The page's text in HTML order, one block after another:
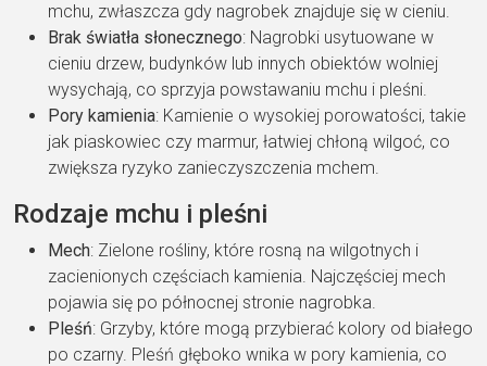
mchu, zwłaszcza gdy nagrobek znajduje się w cieniu.
Brak światła słonecznego: Nagrobki usytuowane w
cieniu drzew, budynków lub innych obiektów wolniej
wysychają, co sprzyja powstawaniu mchu i pleśni.
Pory kamienia: Kamienie o wysokiej porowatości, takie
jak piaskowiec czy marmur, łatwiej chłoną wilgoć, co
zwiększa ryzyko zanieczyszczenia mchem.
Rodzaje mchu i pleśni
Mech: Zielone rośliny, które rosną na wilgotnych i
zacienionych częściach kamienia. Najczęściej mech
pojawia się po północnej stronie nagrobka.
Pleśń: Grzyby, które mogą przybierać kolory od białego
po czarny. Pleśń głęboko wnika w pory kamienia, co